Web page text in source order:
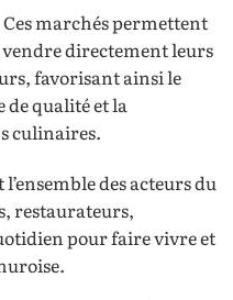
Ces marchés permettent
directement leurs
favorisant ainsi le
qualité et la
culinaires.
des acteurs du
restaurateurs,
pour faire vivre et